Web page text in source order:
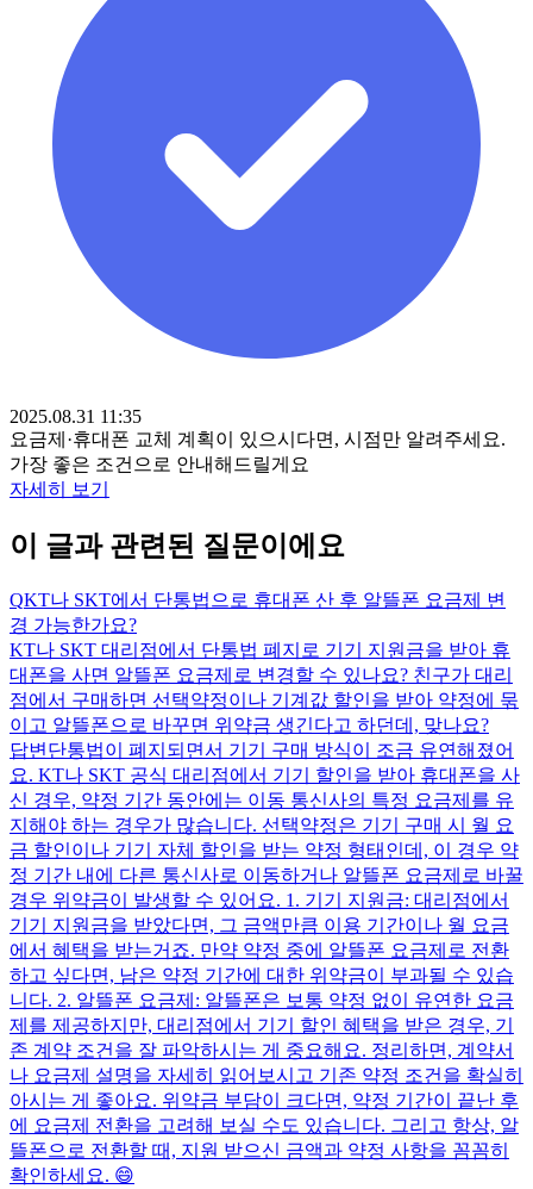
2025.08.31 11:35
요금제·휴대폰 교체 계획이 있으시다면, 시점만 알려주세요.
가장 좋은 조건으로 안내해드릴게요
자세히 보기
이 글과 관련된 질문이에요
QKT나 SKT에서 단통법으로 휴대폰 산 후 알뜰폰 요금제 변
경 가능한가요?
KT나 SKT 대리점에서 단통법 폐지로 기기 지원금을 받아 휴
대폰을 사면 알뜰폰 요금제로 변경할 수 있나요? 친구가 대리
점에서 구매하면 선택약정이나 기계값 할인을 받아 약정에 묶
이고 알뜰폰으로 바꾸면 위약금 생긴다고 하던데, 맞나요?
답변 단통법이 폐지되면서 기기 구매 방식이 조금 유연해졌어
요. KT나 SKT 공식 대리점에서 기기 할인을 받아 휴대폰을 사
신 경우, 약정 기간 동안에는 이동 통신사의 특정 요금제를 유
지해야 하는 경우가 많습니다. 선택약정은 기기 구매 시 월 요
금 할인이나 기기 자체 할인을 받는 약정 형태인데, 이 경우 약
정 기간 내에 다른 통신사로 이동하거나 알뜰폰 요금제로 바꿀
경우 위약금이 발생할 수 있어요. 1. 기기 지원금: 대리점에서
기기 지원금을 받았다면, 그 금액만큼 이용 기간이나 월 요금
에서 혜택을 받는거죠. 만약 약정 중에 알뜰폰 요금제로 전환
하고 싶다면, 남은 약정 기간에 대한 위약금이 부과될 수 있습
니다. 2. 알뜰폰 요금제: 알뜰폰은 보통 약정 없이 유연한 요금
제를 제공하지만, 대리점에서 기기 할인 혜택을 받은 경우, 기
존 계약 조건을 잘 파악하시는 게 중요해요. 정리하면, 계약서
나 요금제 설명을 자세히 읽어보시고 기존 약정 조건을 확실히
아시는 게 좋아요. 위약금 부담이 크다면, 약정 기간이 끝난 후
에 요금제 전환을 고려해 보실 수도 있습니다. 그리고 항상, 알
뜰폰으로 전환할 때, 지원 받으신 금액과 약정 사항을 꼼꼼히
확인하세요. 😄